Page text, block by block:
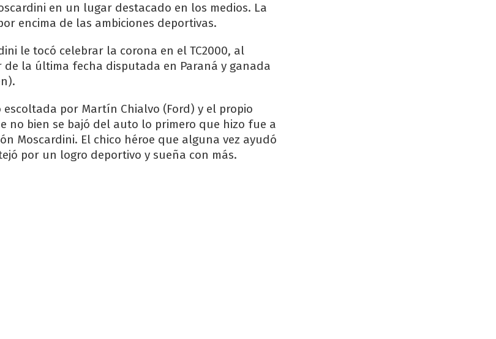
en un lugar destacado en los medios. La
encima de las ambiciones deportivas.
le tocó celebrar la corona en el TC2000, al
la última fecha disputada en Paraná y ganada
escoltada por Martín Chialvo (Ford) y el propio
no bien se bajó del auto lo primero que hizo fue a
Moscardini. El chico héroe que alguna vez ayudó
por un logro deportivo y sueña con más.